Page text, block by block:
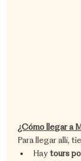
¿Cómo llegar a
Para llegar allí,
Hay tours